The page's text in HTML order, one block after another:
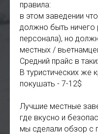
правила:
в этом заведении
должно быть ничего
персонала), но
местных /
Средний прайс в
В туристических же
покушать - 7-12$
Лучшие местные
где вкусно и
мы сделали обзор с